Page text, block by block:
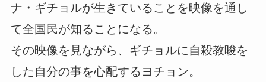
ナ・ギチョルが生きていることを映像を通し
て全国民が知ることになる。
その映像を見ながら、ギチョルに自殺教唆を
した自分の事を心配するヨチョン。